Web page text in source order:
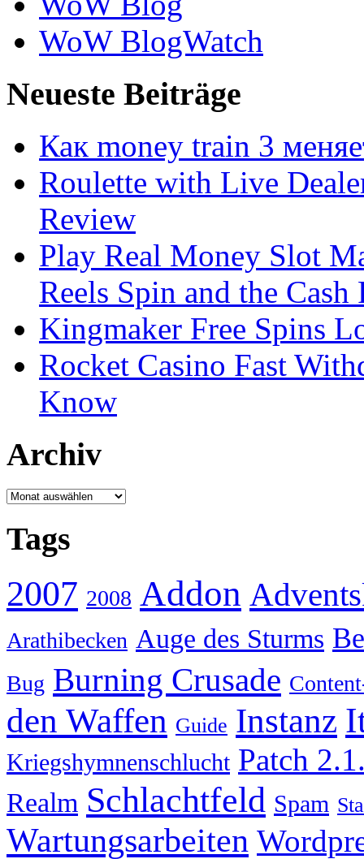
WoW BlogWatch
Neueste Beiträge
Как money train 3
Roulette with Live
Review
Play Real Money Slot
Reels Spin and the Cash
Kingmaker Free Spins
Rocket Casino Fast
Know
Archiv
Archiv
Tags
2007 2008 Addon
Arathibecken Auge des Sturms
Bug Burning Crusade
den Waffen Guide Instanz
Kriegshymnenschlucht Patch
Realm Schlachtfeld Spam
Wartungsarbeiten